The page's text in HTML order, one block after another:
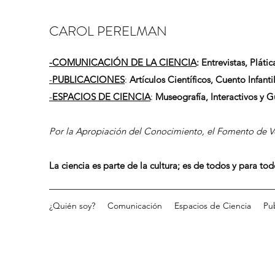
CAROL PERELMAN
-COMUNICACIÓN DE LA CIENCIA: Entrevistas,
-PUBLICACIONES: Artículos Científicos, Cuento
-ESPACIOS DE CIENCIA: Museografía, Interactivos y
Por la Apropiación del Conocimiento, el Fomento de
La ciencia es parte de la cultura; es de todos y para
¿Quién soy? Comunicación Espacios de Ciencia